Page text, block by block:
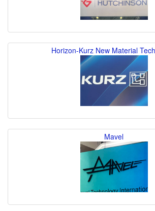
Horizon-Kurz New Material
Mavel